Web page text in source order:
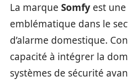
La marque Somfy est
emblématique dans le
d’alarme domestique.
capacité à intégrer la
systèmes de sécurité